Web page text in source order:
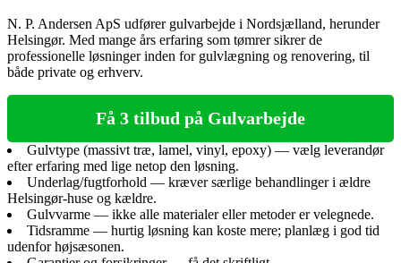
N. P. Andersen ApS udfører gulvarbejde i Nordsjælland, herunder
Helsingør. Med mange års erfaring som tømrer sikrer de
professionelle løsninger inden for gulvlægning og renovering, til
både private og erhverv.
Få 3 tilbud på Gulvarbejde
Gulvtype (massivt træ, lamel, vinyl, epoxy) — vælg leverandør
efter erfaring med lige netop den løsning.
Underlag/fugtforhold — kræver særlige behandlinger i ældre
Helsingør‑huse og kældre.
Gulvvarme — ikke alle materialer eller metoder er velegnede.
Tidsramme — hurtig løsning kan koste mere; planlæg i god tid
udenfor højsæsonen.